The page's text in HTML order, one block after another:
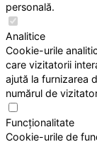
personală.
Analitice
Cookie-urile
care vizitatorii
ajută la furnizarea
numărul de
Funcționalitate
Cookie-urile de